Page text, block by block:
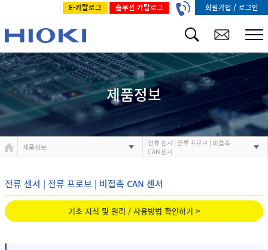
E-카탈로그 솔루션 카탈로그 회원가입 / 로그인
제품정보
제품정보
전류 센서 | 전류 프로브 | 비접촉
CAN 센서
전류 센서 | 전류 프로브 | 비접촉 CAN 센서
기초 지식 및 원리 / 사용방법 확인하기 >